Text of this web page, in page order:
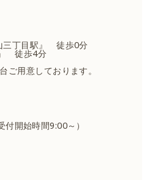
三丁目駅』 徒歩0分
徒歩4分
ご用意しております。
開始時間9:00～）